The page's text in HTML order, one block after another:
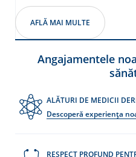
AFLĂ MAI MULTE
Angajamentele
ALĂTURI DE MEDICII
Descoperă experiența
RESPECT PROFUND